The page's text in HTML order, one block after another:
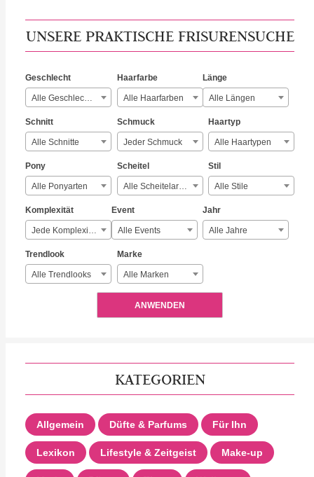
UNSERE PRAKTISCHE FRISURENSUCHE
Geschlecht
Alle Geschlechter
Haarfarbe
Alle Haarfarben
Länge
Alle Längen
Schnitt
Alle Schnitte
Schmuck
Jeder Schmuck
Haartyp
Alle Haartypen
Pony
Alle Ponyarten
Scheitel
Alle Scheitelarten
Stil
Alle Stile
Komplexität
Jede Komplexität
Event
Alle Events
Jahr
Alle Jahre
Trendlook
Alle Trendlooks
Marke
Alle Marken
ANWENDEN
KATEGORIEN
Allgemein Düfte & Parfums Für Ihn
Lexikon Lifestyle & Zeitgeist Make-up